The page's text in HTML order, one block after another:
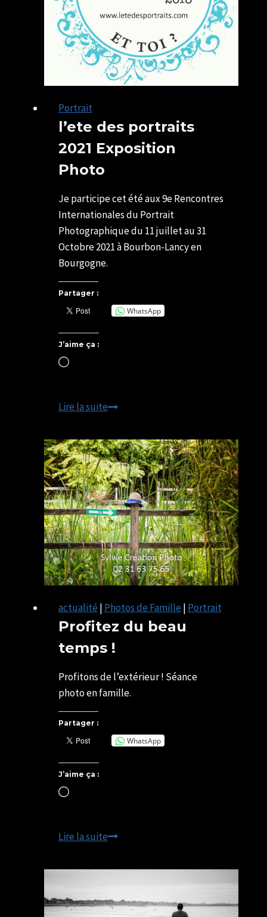
Portrait
l’ete des portraits
2021 Exposition
Photo
CHATELAIS
Je participe cet été aux 9e Rencontres
Internationales du Portrait
Photographique du 11 juillet au 31
Octobre 2021 à Bourbon-Lancy en
Bourgogne.
Partager :
WhatsApp
J’aime ça :
Chargement…
Lire la suitel’ete
portraits
2021
Exposition
Photo
actualité | Photos de Famille | Portrait
Profitez du beau
temps !
Profitons de l’extérieur ! Séance
photo en famille.
Partager :
WhatsApp
J’aime ça :
Chargement…
Lire la suiteProfitez
beau
!